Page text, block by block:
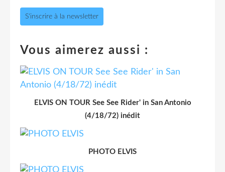
S'inscrire à la newsletter
Vous aimerez aussi :
ELVIS ON TOUR See See Rider' in San Antonio
(4/18/72) inédit
PHOTO ELVIS